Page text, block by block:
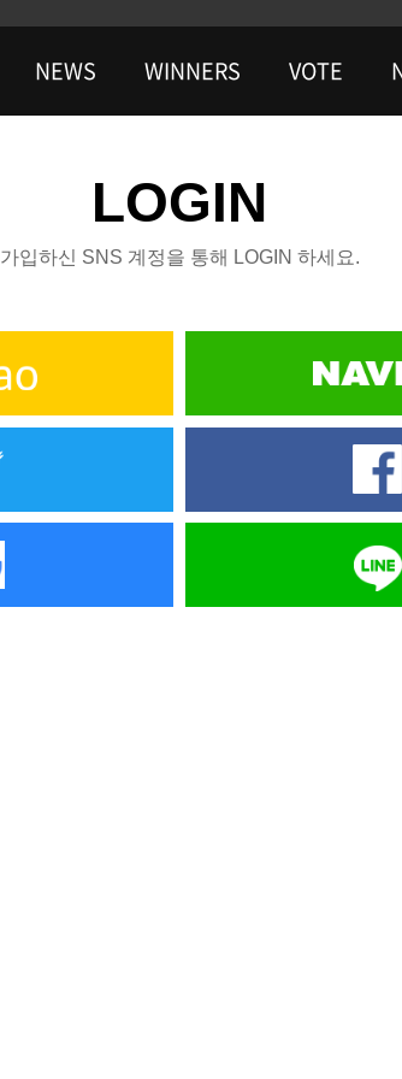
NEWS WINNERS VOTE
LOGIN
가입하신 SNS 계정을 통해 LOGIN 하세요.